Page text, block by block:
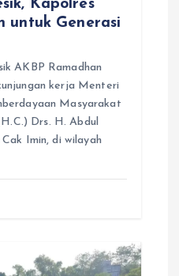
Kapolres
untuk Generasi
AKBP Ramadhan
kerja Menteri
Masyarakat
Drs. H. Abdul
Imin, di wilayah